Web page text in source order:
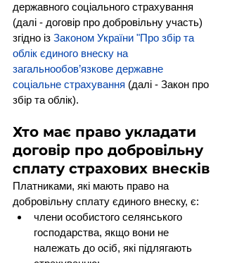
державного соціального страхування
(далі - договір про добровільну участь)
згідно із Законом України "Про збір та
облік єдиного внеску на
загальнообов’язкове державне
соціальне страхування (далі - Закон про
збір та облік).
Хто має право укладати
договір про добровільну
сплату страхових внесків
Платниками, які мають право на
добровільну сплату єдиного внеску, є:
члени особистого селянського
господарства, якщо вони не
належать до осіб, які підлягають